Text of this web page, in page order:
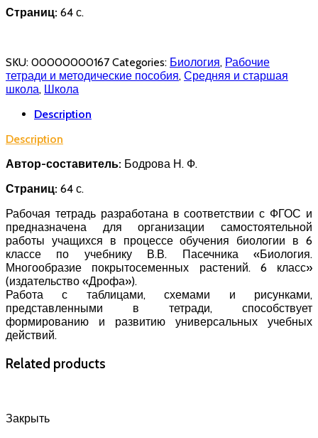
Страниц: 64 с.
SKU: 00000000167 Categories: Биология, Рабочие
тетради и методические пособия, Средняя и старшая
школа, Школа
Description
Description
Автор-составитель: Бодрова Н. Ф.
Страниц: 64 с.
Рабочая тетрадь разработана в соответствии с ФГОС и
предназначена для организации самостоятельной
работы учащихся в процессе обучения биологии в 6
классе по учебнику В.В. Пасечника «Биология.
Многообразие покрытосеменных растений. 6 класс»
(издательство «Дрофа»).
Работа с таблицами, схемами и рисунками,
представленными в тетради, способствует
формированию и развитию универсальных учебных
действий.
Related products
Закрыть